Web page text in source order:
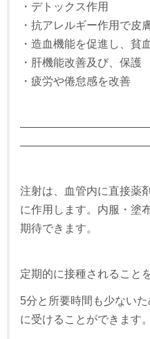
・デトックス作用
・抗アレルギー作用で皮
・造血機能を促進し、貧
・肝機能改善及び、保護
・疲労や倦怠感を改善
注射は、血管内に直接薬
に​​作用します。内服・塗
期待できます。
定期的に接種されること
5分と所要時間も少ない
に受けることができます。